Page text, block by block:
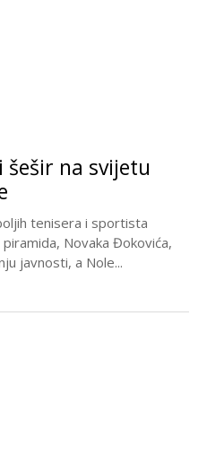
na svijetu
tenisera i sportista
Novaka Đokovića,
javnosti, a Nole...